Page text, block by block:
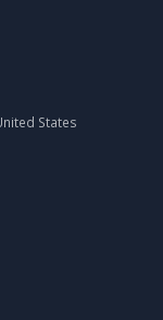
States